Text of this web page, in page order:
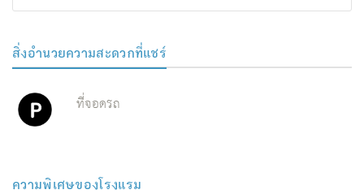
สิ่งอํานวยความสะดวกที่แชร์
ที่จอดรถ
ความพิเศษของโรงแรม